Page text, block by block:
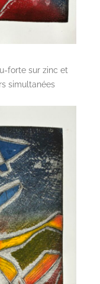
forte sur zinc et
simultanées